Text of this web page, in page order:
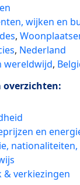
wijken en
,
, Nederland
wereldwijd,
overzichten:
en
& verkiezingen